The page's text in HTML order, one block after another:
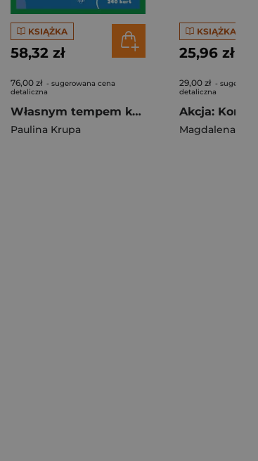
KSIĄŻKA
58,32 zł
76,00 zł - sugerowana cena
detaliczna
Własnym tempem karty aktywności wspierające rozwój dzieci w wieku przedszkolnym i wczesnoszkolnym
Paulina Krupa
KSIĄŻKA
25,96 zł
29,00 zł -
detaliczna
Magdalena